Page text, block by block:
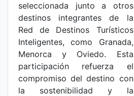
seleccionada junto a otros
destinos integrantes de la
Red de Destinos Turísticos
Inteligentes, como Granada,
Menorca y Oviedo. Esta
participación refuerza el
compromiso del destino con
la sostenibilidad y la